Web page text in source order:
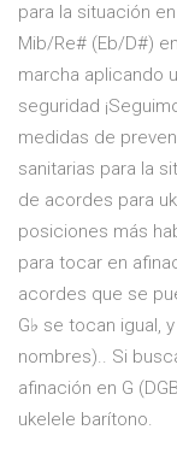
para la situación
Mib/Re# (Eb/D#)
marcha aplicando
seguridad
medidas de
sanitarias para la
de acordes para
posiciones más
para tocar en
acordes que se
G♭ se tocan igual,
nombres).. Si
afinación en G
ukelele barítono.